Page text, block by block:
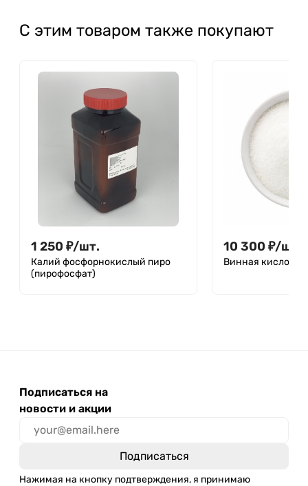
С этим товаром также покупают
1 250 ₽/шт.
Калий фосфорнокислый пиро
(пирофосфат)
10 300 ₽/шт.
Винная кислота
Подписаться на
новости и акции
Нажимая на кнопку подтверждения, я принимаю